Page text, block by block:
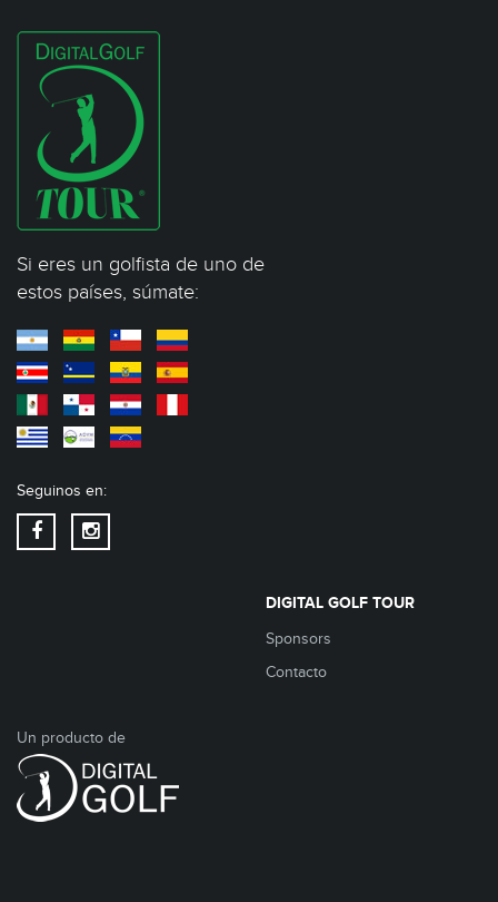
Si eres un golfista de uno de
estos países, súmate:
Seguinos en:
DIGITAL GOLF TOUR
Sponsors
Contacto
Un producto de